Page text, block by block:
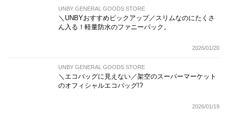
UNBY GENERAL GOODS STORE
＼UNBYおすすめピックアップ／スリムなのにたくさ
ん入る！軽量防水のファニーパック。
2026/01/20
UNBY GENERAL GOODS STORE
＼エコバッグに見えない／架空のスーパーマーケット
のオフィシャルエコバッグ!?
2026/01/19